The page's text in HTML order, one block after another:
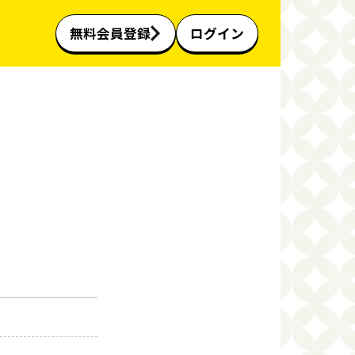
無料会員登録 ログイン